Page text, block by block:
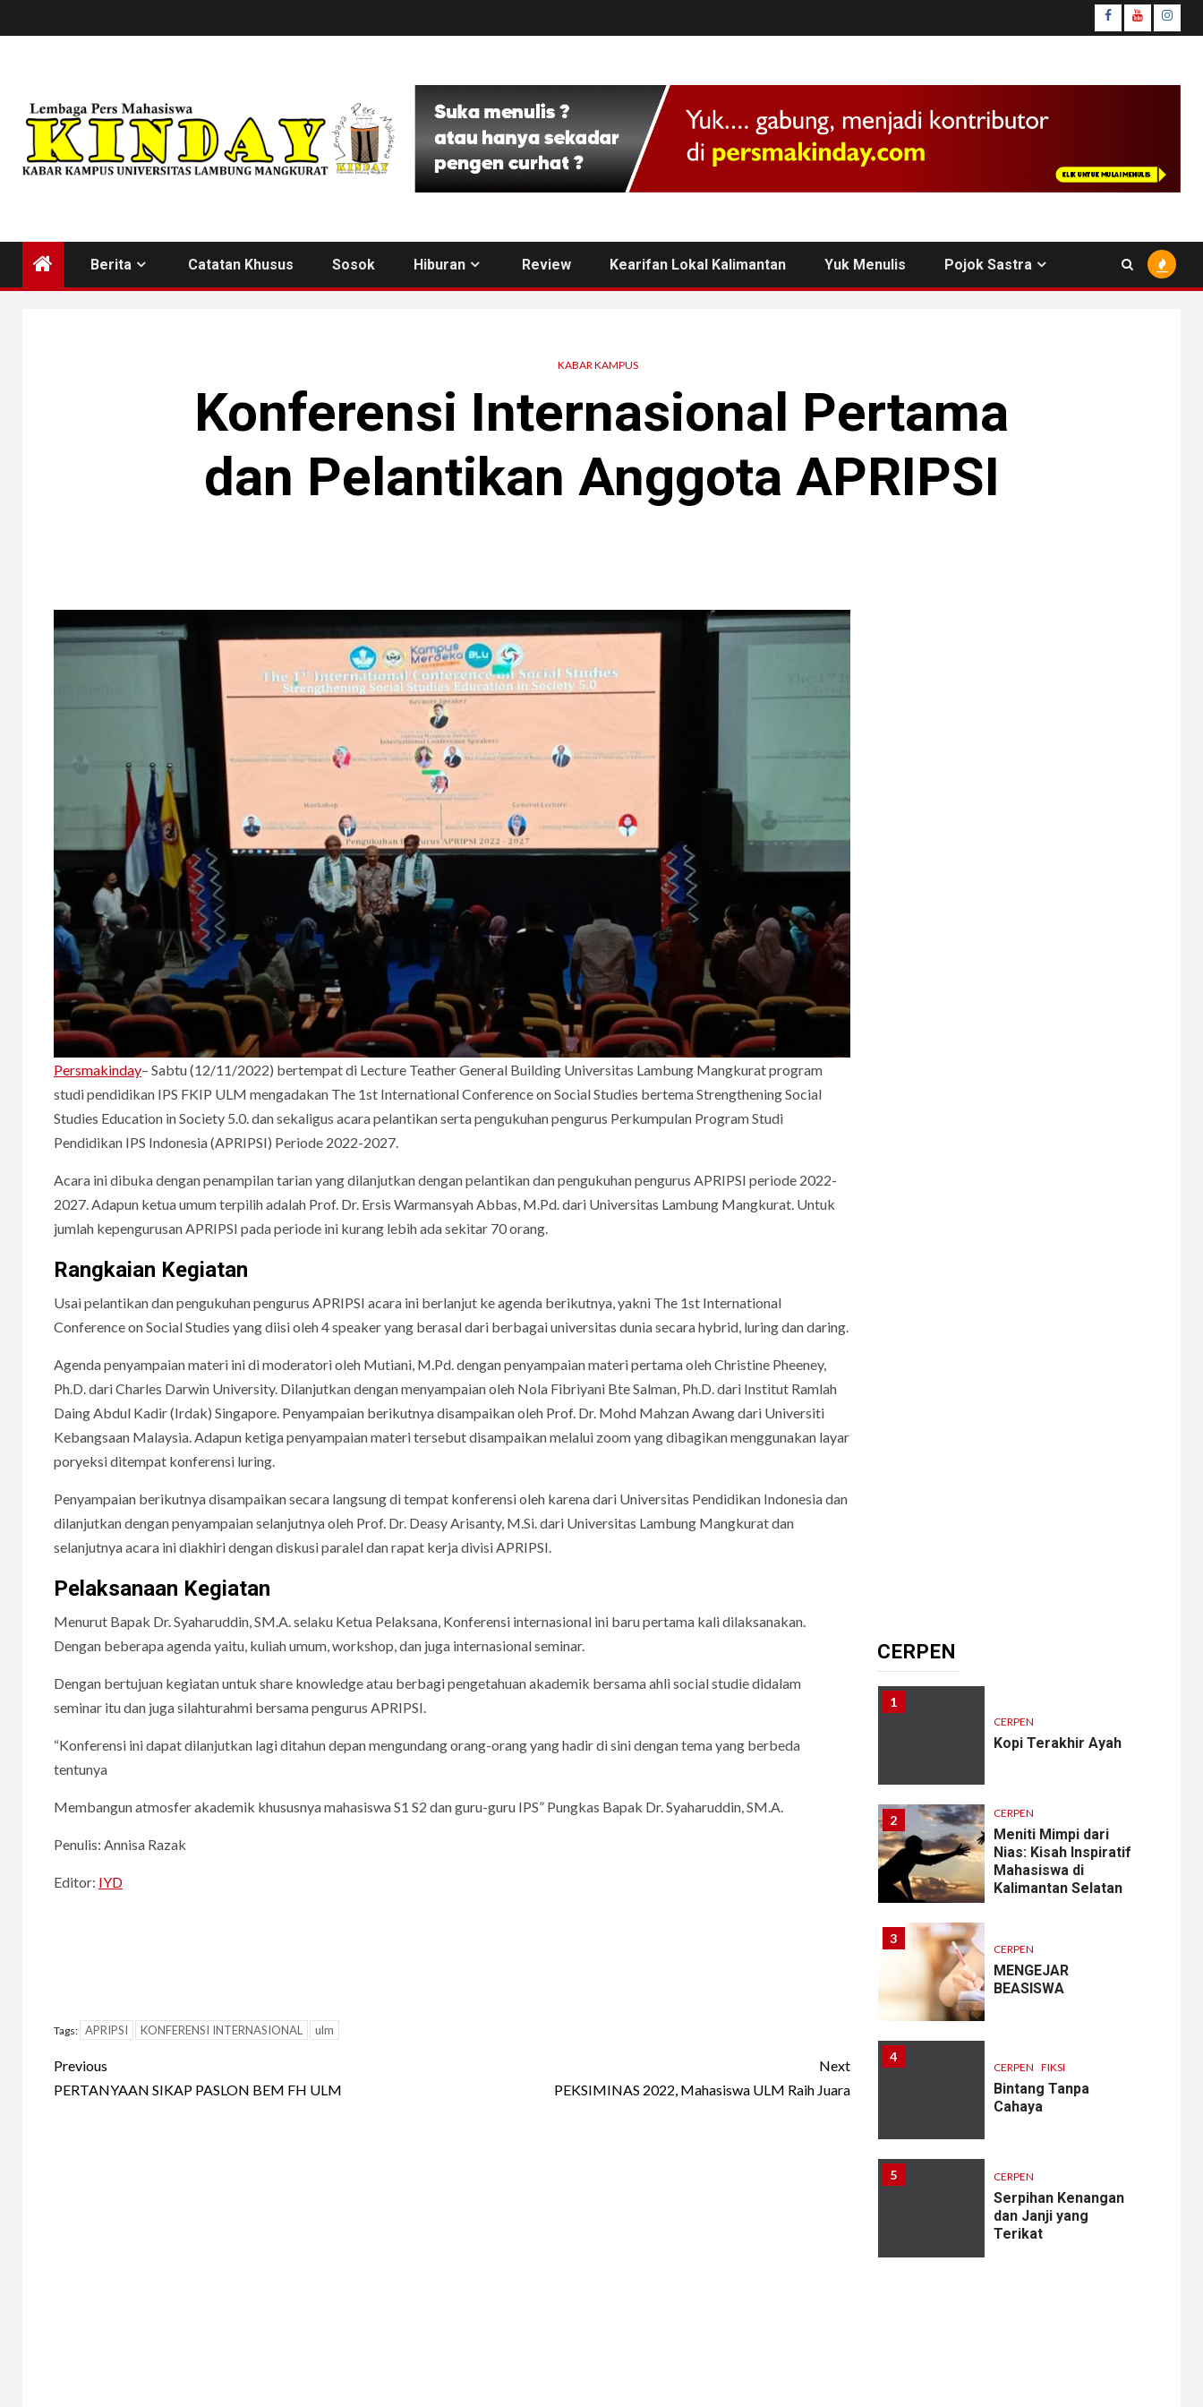
to
facebook
youtube
Berita Catatan Khusus Sosok Hiburan Review Kearifan Lokal Kalimantan Yuk Menulis Pojok Sastra
KABAR KAMPUS
Konferensi Internasional Pertama
dan Pelantikan Anggota APRIPSI
Persmakinday– Sabtu (12/11/2022) bertempat di Lecture Teather General Building Universitas Lambung Mangkurat program
studi pendidikan IPS FKIP ULM mengadakan The 1st International Conference on Social Studies bertema Strengthening Social
Studies Education in Society 5.0. dan sekaligus acara pelantikan serta pengukuhan pengurus Perkumpulan Program Studi
Pendidikan IPS Indonesia (APRIPSI) Periode 2022-2027.
Acara ini dibuka dengan penampilan tarian yang dilanjutkan dengan pelantikan dan pengukuhan pengurus APRIPSI periode 2022-
2027. Adapun ketua umum terpilih adalah Prof. Dr. Ersis Warmansyah Abbas, M.Pd. dari Universitas Lambung Mangkurat. Untuk
jumlah kepengurusan APRIPSI pada periode ini kurang lebih ada sekitar 70 orang.
Rangkaian Kegiatan
Usai pelantikan dan pengukuhan pengurus APRIPSI acara ini berlanjut ke agenda berikutnya, yakni The 1st International
Conference on Social Studies yang diisi oleh 4 speaker yang berasal dari berbagai universitas dunia secara hybrid, luring dan daring.
Agenda penyampaian materi ini di moderatori oleh Mutiani, M.Pd. dengan penyampaian materi pertama oleh Christine Pheeney,
Ph.D. dari Charles Darwin University. Dilanjutkan dengan menyampaian oleh Nola Fibriyani Bte Salman, Ph.D. dari Institut Ramlah
Daing Abdul Kadir (Irdak) Singapore. Penyampaian berikutnya disampaikan oleh Prof. Dr. Mohd Mahzan Awang dari Universiti
Kebangsaan Malaysia. Adapun ketiga penyampaian materi tersebut disampaikan melalui zoom yang dibagikan menggunakan layar
poryeksi ditempat konferensi luring.
Penyampaian berikutnya disampaikan secara langsung di tempat konferensi oleh karena dari Universitas Pendidikan Indonesia dan
dilanjutkan dengan penyampaian selanjutnya oleh Prof. Dr. Deasy Arisanty, M.Si. dari Universitas Lambung Mangkurat dan
selanjutnya acara ini diakhiri dengan diskusi paralel dan rapat kerja divisi APRIPSI.
Pelaksanaan Kegiatan
Menurut Bapak Dr. Syaharuddin, SM.A. selaku Ketua Pelaksana, Konferensi internasional ini baru pertama kali dilaksanakan.
Dengan beberapa agenda yaitu, kuliah umum, workshop, dan juga internasional seminar.
Dengan bertujuan kegiatan untuk share knowledge atau berbagi pengetahuan akademik bersama ahli social studie didalam
seminar itu dan juga silahturahmi bersama pengurus APRIPSI.
“Konferensi ini dapat dilanjutkan lagi ditahun depan mengundang orang-orang yang hadir di sini dengan tema yang berbeda
tentunya
Membangun atmosfer akademik khususnya mahasiswa S1 S2 dan guru-guru IPS” Pungkas Bapak Dr. Syaharuddin, SM.A.
Penulis: Annisa Razak
Editor: IYD
Tags: APRIPSI KONFERENSI INTERNASIONAL ulm
Continue
Reading
Previous
PERTANYAAN SIKAP PASLON BEM FH ULM
Next
PEKSIMINAS 2022, Mahasiswa ULM Raih Juara
CERPEN
1
CERPEN
Kopi Terakhir Ayah
2 CERPEN
Meniti Mimpi dari
Nias: Kisah Inspiratif
Mahasiswa di
Kalimantan Selatan
3
CERPEN
MENGEJAR
BEASISWA
4
CERPEN FIKSI
Bintang Tanpa
Cahaya
5 CERPEN
Serpihan Kenangan
dan Janji yang
Terikat